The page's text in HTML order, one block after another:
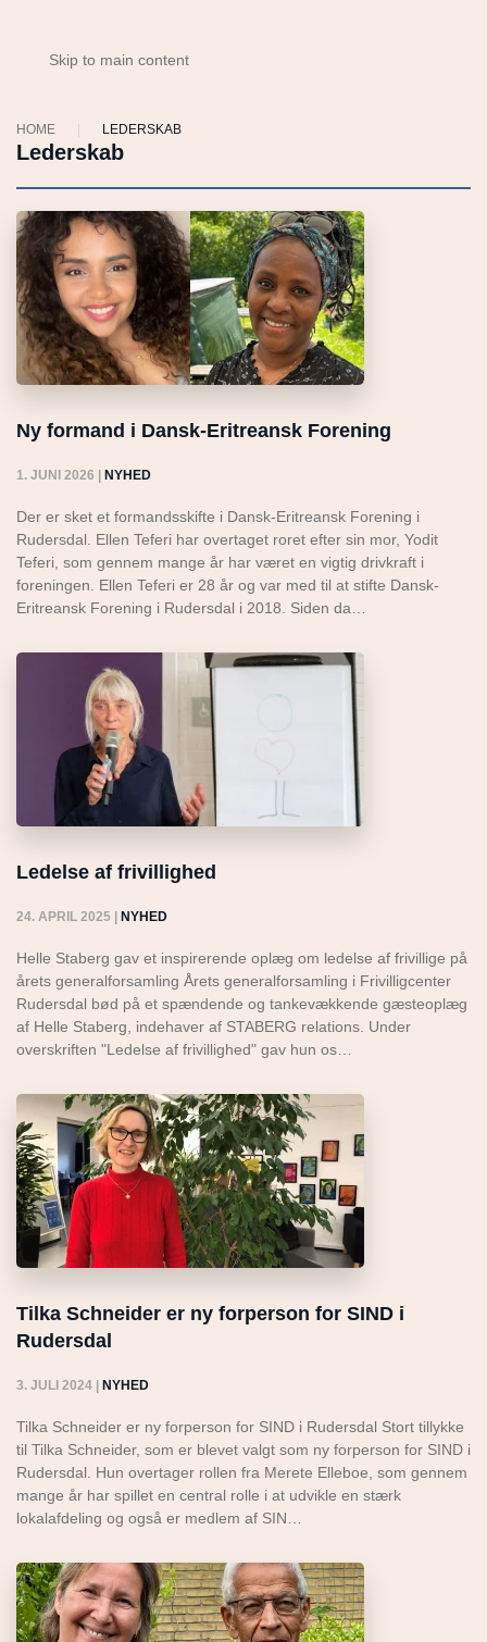
Skip to main content
HOME LEDERSKAB
Lederskab
Ny formand i Dansk-Eritreansk Forening
1. JUNI 2026 NYHED
Der er sket et formandsskifte i Dansk-Eritreansk Forening i
Rudersdal. Ellen Teferi har overtaget roret efter sin mor, Yodit
Teferi, som gennem mange år har været en vigtig drivkraft i
foreningen. Ellen Teferi er 28 år og var med til at stifte Dansk-
Eritreansk Forening i Rudersdal i 2018. Siden da…
Ledelse af frivillighed
24. APRIL 2025 NYHED
Helle Staberg gav et inspirerende oplæg om ledelse af frivillige på
årets generalforsamling Årets generalforsamling i Frivilligcenter
Rudersdal bød på et spændende og tankevækkende gæsteoplæg
af Helle Staberg, indehaver af STABERG relations. Under
overskriften "Ledelse af frivillighed" gav hun os…
Tilka Schneider er ny forperson for SIND i
Rudersdal
3. JULI 2024 NYHED
Tilka Schneider er ny forperson for SIND i Rudersdal Stort tillykke
til Tilka Schneider, som er blevet valgt som ny forperson for SIND i
Rudersdal. Hun overtager rollen fra Merete Elleboe, som gennem
mange år har spillet en central rolle i at udvikle en stærk
lokalafdeling og også er medlem af SIN…